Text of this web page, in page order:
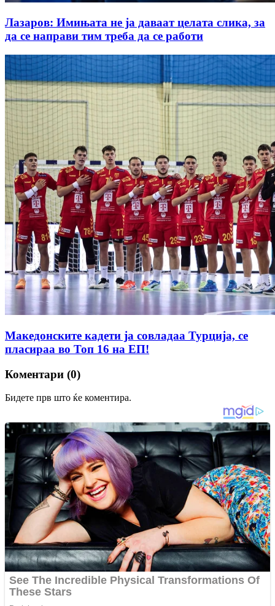
Лазаров: Имињата не ја даваат целата слика, за
да се направи тим треба да се работи
Македонските кадети ја совладаа Турција, се
пласираа во Топ 16 на ЕП!
Коментари (0)
Бидете прв што ќе коментира.